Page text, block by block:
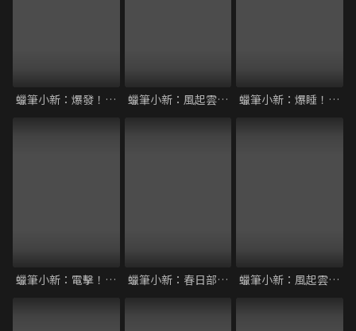
蠟筆小新：爆發！溫泉激烈大決戰 蠟筆小新：風起雲湧的金矛勇者 蠟筆小新：爆睡！夢世界大作戰！
蠟筆小新：電擊！豬蹄大作戰 蠟筆小新：春日部野生王國 蠟筆小新：風起雲湧的叢林冒險